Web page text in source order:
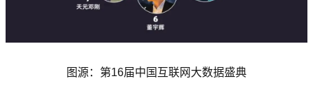
图源：第16届中国互联网大数据盛典